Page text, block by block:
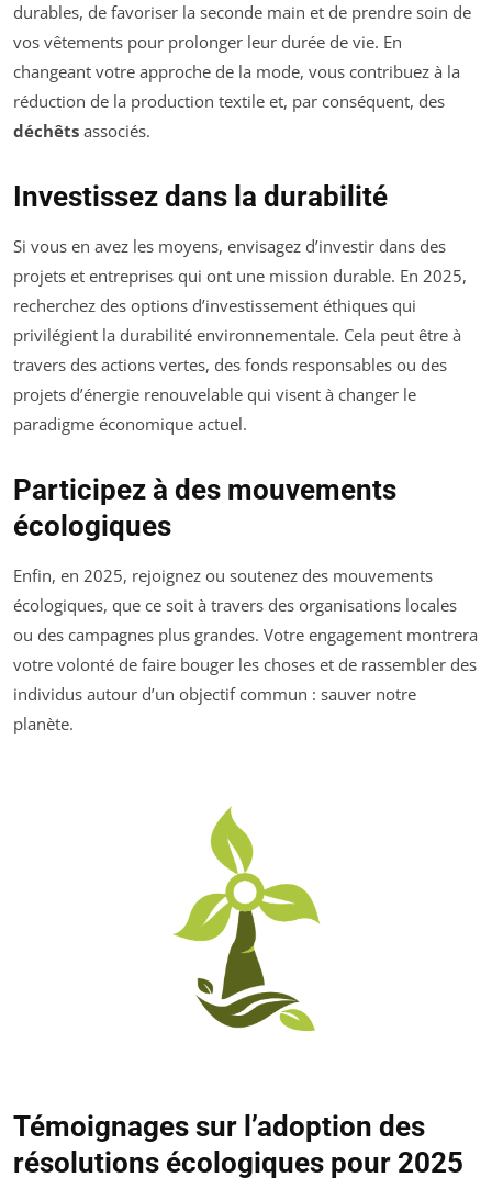
durables, de favoriser la seconde main et de prendre soin de
vos vêtements pour prolonger leur durée de vie. En
changeant votre approche de la mode, vous contribuez à la
réduction de la production textile et, par conséquent, des
déchêts associés.
Investissez dans la durabilité
Si vous en avez les moyens, envisagez d’investir dans des
projets et entreprises qui ont une mission durable. En 2025,
recherchez des options d’investissement éthiques qui
privilégient la durabilité environnementale. Cela peut être à
travers des actions vertes, des fonds responsables ou des
projets d’énergie renouvelable qui visent à changer le
paradigme économique actuel.
Participez à des mouvements
écologiques
Enfin, en 2025, rejoignez ou soutenez des mouvements
écologiques, que ce soit à travers des organisations locales
ou des campagnes plus grandes. Votre engagement montrera
votre volonté de faire bouger les choses et de rassembler des
individus autour d’un objectif commun : sauver notre
planète.
Témoignages sur l’adoption des
résolutions écologiques pour 2025